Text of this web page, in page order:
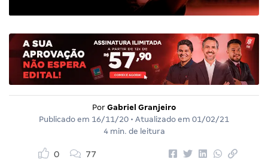
Por Gabriel Granjeiro
Publicado em 16/11/20 • Atualizado em 01/02/21
4 min. de leitura
0 77